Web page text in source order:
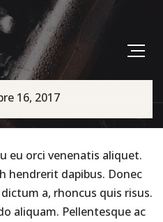
16, 2017
eu orci venenatis aliquet.
hendrerit dapibus. Donec
a, rhoncus quis risus.
aliquam. Pellentesque ac